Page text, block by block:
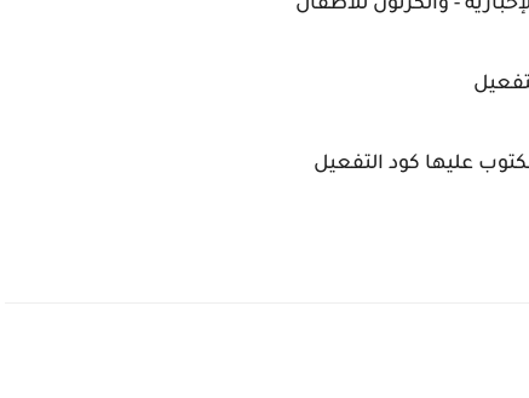
- والكرتون للأطفال
عليها كود التفعيل